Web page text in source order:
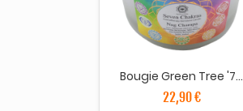
Bougie Green Tree '7...
22,90 €